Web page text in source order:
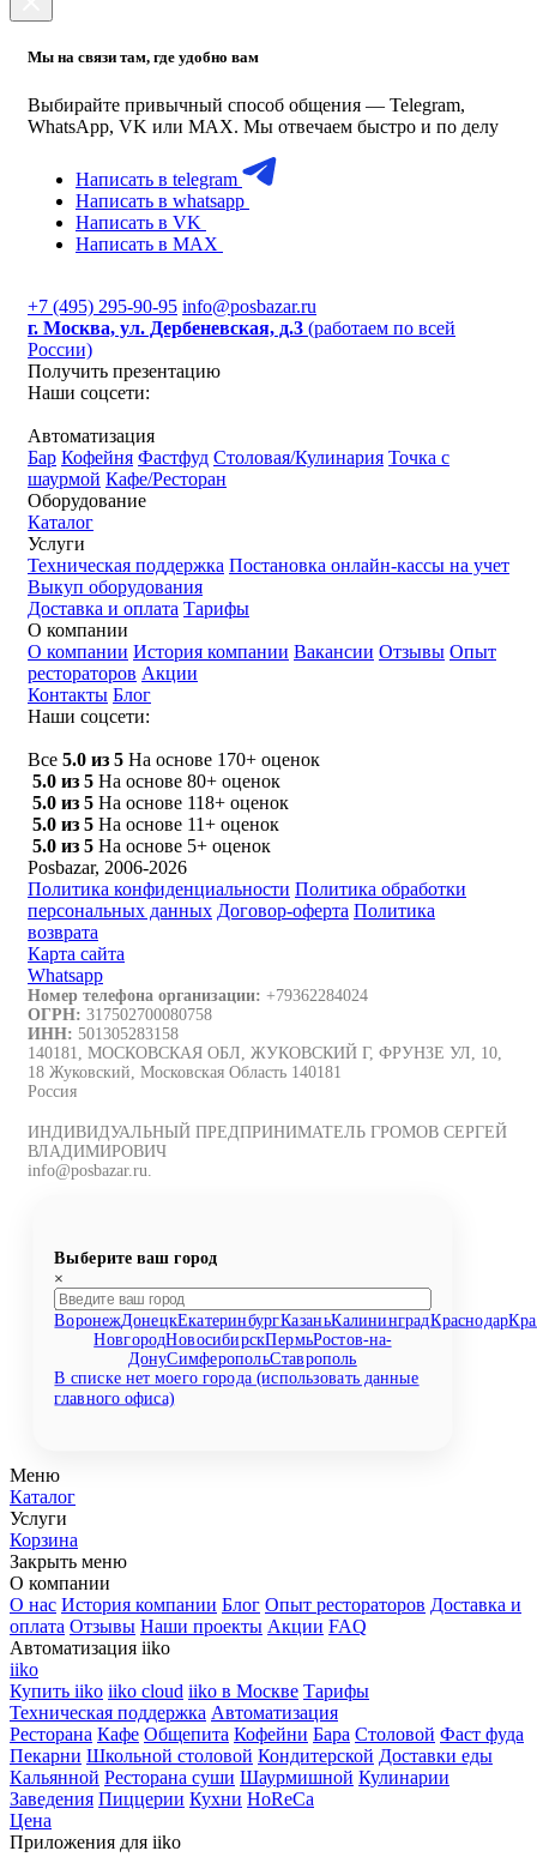
Мы на связи там, где удобно вам
Выбирайте привычный способ общения — Telegram,
WhatsApp, VK или MAX. Мы отвечаем быстро и по делу
Написать в telegram
Написать в whatsapp
Написать в VK
Написать в MAX
+7 (495) 295-90-95 info@posbazar.ru
г. Москва, ул. Дербеневская, д.3 (работаем по всей
России)
Получить презентацию
Наши соцсети:
Автоматизация
Бар Кофейня Фастфуд Столовая/Кулинария Точка с
шаурмой Кафе/Ресторан
Оборудование
Каталог
Услуги
Техническая поддержка Постановка онлайн-кассы на учет
Выкуп оборудования
Доставка и оплата Тарифы
О компании
О компании История компании Вакансии Отзывы Опыт
рестораторов Акции
Контакты Блог
Наши соцсети:
Все 5.0 из 5 На основе 170+ оценок
5.0 из 5 На основе 80+ оценок
5.0 из 5 На основе 118+ оценок
5.0 из 5 На основе 11+ оценок
5.0 из 5 На основе 5+ оценок
Posbazar, 2006-2026
Политика конфиденциальности Политика обработки
персональных данных Договор-оферта Политика
возврата
Карта сайта
Whatsapp
Номер телефона организации: +79362284024
ОГРН: 317502700080758
ИНН: 501305283158
140181, МОСКОВСКАЯ ОБЛ, ЖУКОВСКИЙ Г, ФРУНЗЕ УЛ, 10,
18 Жуковский, Московская Область 140181
Россия
ИНДИВИДУАЛЬНЫЙ ПРЕДПРИНИМАТЕЛЬ ГРОМОВ СЕРГЕЙ
ВЛАДИМИРОВИЧ
info@posbazar.ru.
Выберите ваш город
×
ВоронежДонецкЕкатеринбургКазаньКалининградКраснодар
НовгородНовосибирскПермьРостов-на-
ДонуСимферопольСтаврополь
В списке нет моего города (использовать данные
главного офиса)
Меню
Каталог
Услуги
Корзина
Закрыть меню
О компании
О нас История компании Блог Опыт рестораторов Доставка и
оплата Отзывы Наши проекты Акции FAQ
Автоматизация iiko
iiko
Купить iiko iiko cloud iiko в Москве Тарифы
Техническая поддержка Автоматизация
Ресторана Кафе Общепита Кофейни Бара Столовой Фаст фуда
Пекарни Школьной столовой Кондитерской Доставки еды
Кальянной Ресторана суши Шаурмишной Кулинарии
Заведения Пиццерии Кухни HoReCa
Цена
Приложения для iiko